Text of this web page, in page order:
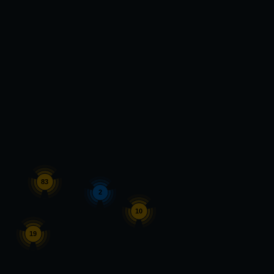
83
10
2
19